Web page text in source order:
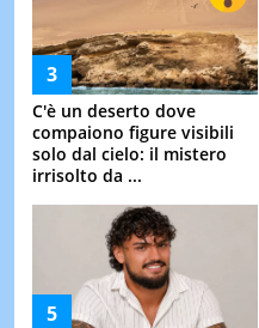
C'è un deserto dove
compaiono figure visibili
solo dal cielo: il mistero
irrisolto da ...